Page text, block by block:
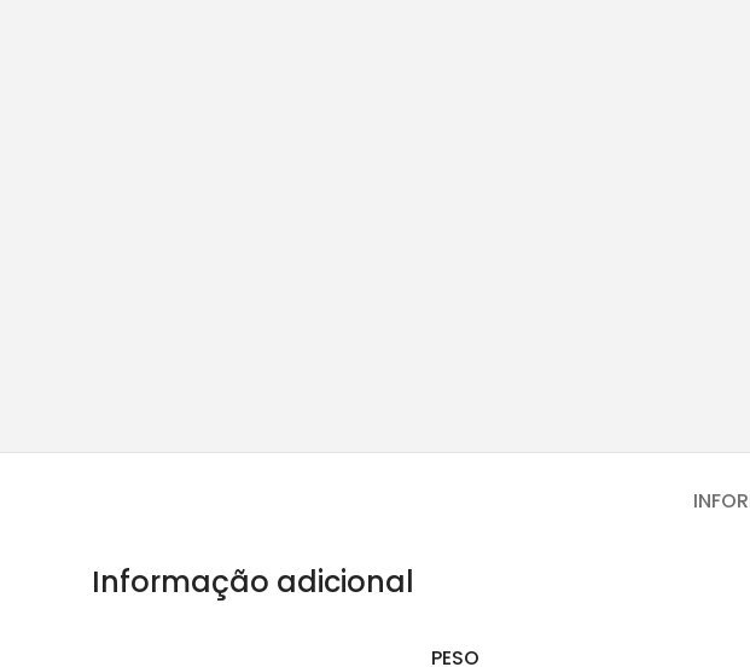
Informação adicional
PESO